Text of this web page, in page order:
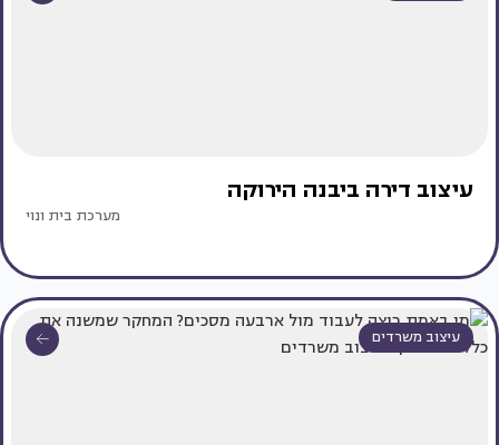
עיצוב דירה ביבנה הירוקה
מערכת בית ונוי
עיצוב משרדים